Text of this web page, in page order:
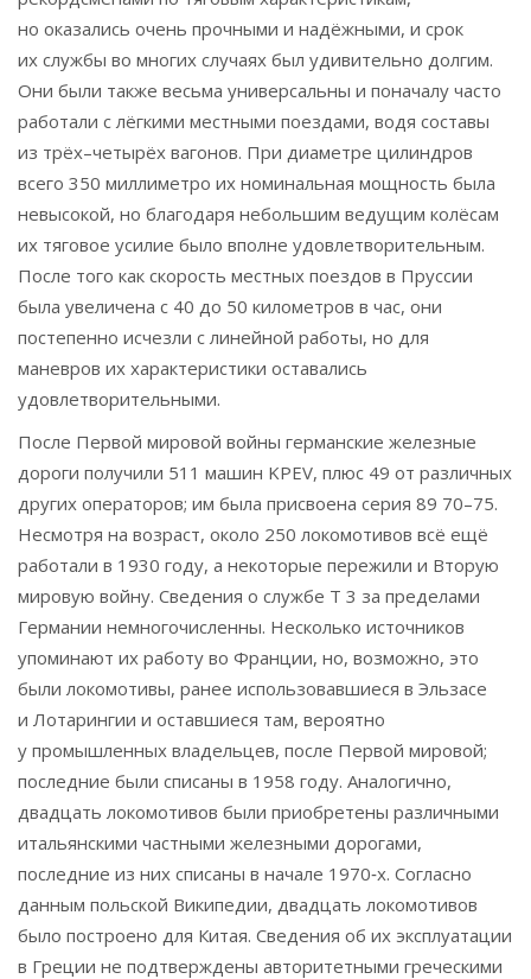
но оказались очень прочными и надёжными, и срок
их службы во многих случаях был удивительно долгим.
Они были также весьма универсальны и поначалу часто
работали с лёгкими местными поездами, водя составы
из трёх–четырёх вагонов. При диаметре цилиндров
всего 350 миллиметро их номинальная мощность была
невысокой, но благодаря небольшим ведущим колёсам
их тяговое усилие было вполне удовлетворительным.
После того как скорость местных поездов в Пруссии
была увеличена с 40 до 50 километров в час, они
постепенно исчезли с линейной работы, но для
маневров их характеристики оставались
удовлетворительными.
После Первой мировой войны германские железные
дороги получили 511 машин KPEV, плюс 49 от различных
других операторов; им была присвоена серия 89 70–75.
Несмотря на возраст, около 250 локомотивов всё ещё
работали в 1930 году, а некоторые пережили и Вторую
мировую войну. Сведения о службе T 3 за пределами
Германии немногочисленны. Несколько источников
упоминают их работу во Франции, но, возможно, это
были локомотивы, ранее использовавшиеся в Эльзасе
и Лотарингии и оставшиеся там, вероятно
у промышленных владельцев, после Первой мировой;
последние были списаны в 1958 году. Аналогично,
двадцать локомотивов были приобретены различными
итальянскими частными железными дорогами,
последние из них списаны в начале 1970‑х. Согласно
данным польской Википедии, двадцать локомотивов
было построено для Китая. Сведения об их эксплуатации
в Греции не подтверждены авторитетными греческими